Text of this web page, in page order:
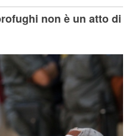
non è un atto di